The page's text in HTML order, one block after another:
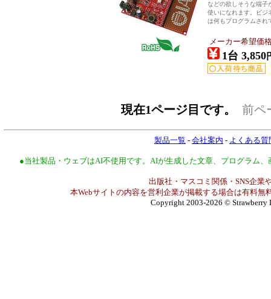
などの欲しそうな端子
使いになれます。ビ
は何もプログラムされ
メーカー希望価
1台 3,850
現在1ページ目です。 前ペ
製品一覧 - 会社案内 - よくある質
●当社製品・ウェブはAI不使用です。AIが生成した文章、プログラム
出版社・マスコミ関係・SNS企業
本Webサイトの内容を営利企業が掲載する場合は有料無
Copyright 2003-2026 © Strawberry